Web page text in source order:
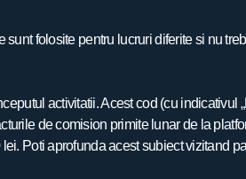
folosite pentru lucruri diferite si nu
activitatii. Acest cod (cu indicativul
de comision primite lunar de la
Poti aprofunda acest subiect vizitand